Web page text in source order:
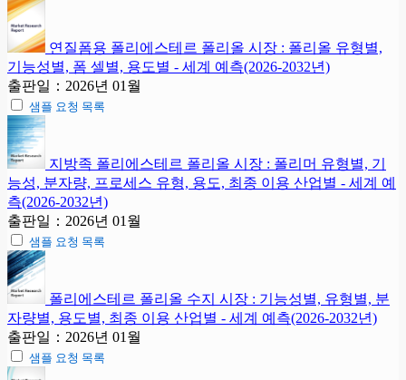
연질폼용 폴리에스테르 폴리올 시장 : 폴리올 유형별,
기능성별, 폼 셀별, 용도별 - 세계 예측(2026-2032년)
출판일：2026년 01월
샘플 요청 목록
지방족 폴리에스테르 폴리올 시장 : 폴리머 유형별, 기
능성, 분자량, 프로세스 유형, 용도, 최종 이용 산업별 - 세계 예
측(2026-2032년)
출판일：2026년 01월
샘플 요청 목록
폴리에스테르 폴리올 수지 시장 : 기능성별, 유형별, 분
자량별, 용도별, 최종 이용 산업별 - 세계 예측(2026-2032년)
출판일：2026년 01월
샘플 요청 목록